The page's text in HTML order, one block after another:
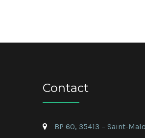
Contact
BP 60, 35413 – Saint-